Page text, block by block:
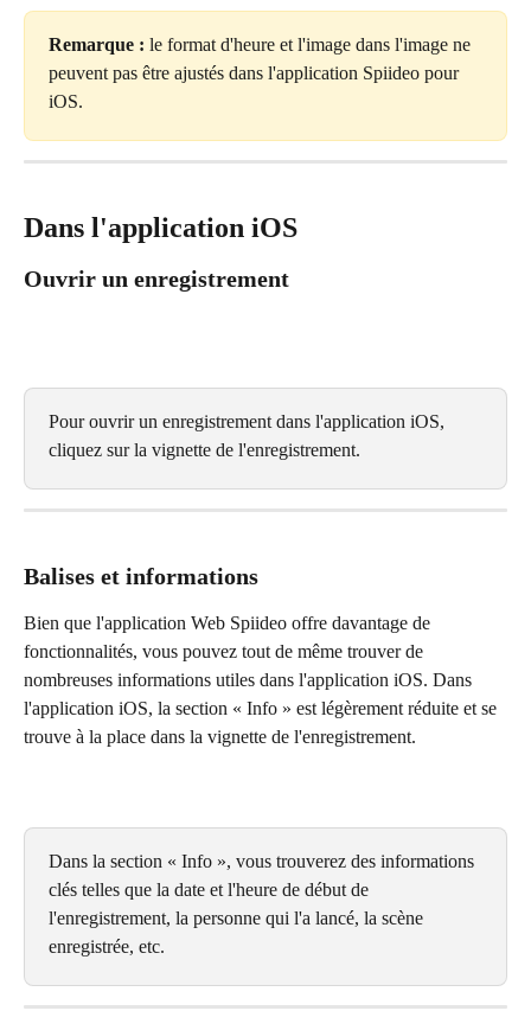
Remarque : le format d'heure et l'image dans l'image ne
peuvent pas être ajustés dans l'application Spiideo pour
iOS.
Dans l'application iOS
Ouvrir un enregistrement
Pour ouvrir un enregistrement dans l'application iOS,
cliquez sur la vignette de l'enregistrement.
Balises et informations
Bien que l'application Web Spiideo offre davantage de
fonctionnalités, vous pouvez tout de même trouver de
nombreuses informations utiles dans l'application iOS. Dans
l'application iOS, la section « Info » est légèrement réduite et se
trouve à la place dans la vignette de l'enregistrement.
Dans la section « Info », vous trouverez des informations
clés telles que la date et l'heure de début de
l'enregistrement, la personne qui l'a lancé, la scène
enregistrée, etc.